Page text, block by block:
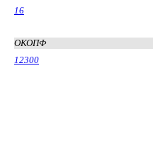
16
ОКОПФ
12300